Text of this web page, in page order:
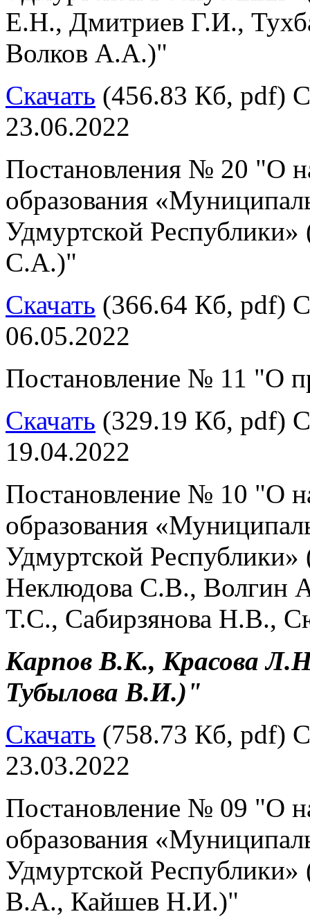
Е.Н., Дмитриев Г.И.,
Волков А.А.)"
Скачать (456.83 Кб, pdf)
23.06.2022
Постановления № 20 "О
образования
Удмуртской
С.А.)"
Скачать (366.64 Кб, pdf)
06.05.2022
Постановление № 11 "О
Скачать (329.19 Кб, pdf)
19.04.2022
Постановление № 10 "О
образования
Удмуртской
Неклюдова С.В., Волгин
Т.С., Сабирзянова Н.В.,
Карпов В.К., Красова
Тубылова В.И.)"
Скачать (758.73 Кб, pdf)
23.03.2022
Постановление № 09 "О
образования
Удмуртской
В.А., Кайшев Н.И.)"